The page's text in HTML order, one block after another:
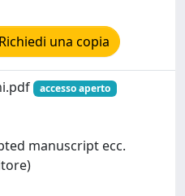
Richiedi una copia
accesso aperto
manuscript ecc.